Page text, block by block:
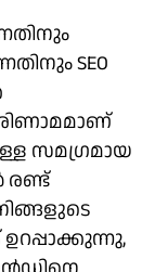
SEO
സമഗ്രമായ
രണ്ട്
ഉറപ്പാക്കുന്നു,